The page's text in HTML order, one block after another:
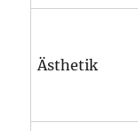
Ästhetik